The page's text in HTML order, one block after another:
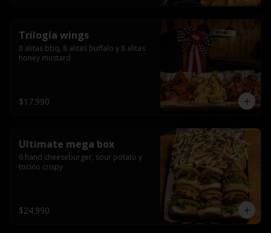
Trilogía wings
8 alitas bbq, 8 alitas buffalo y 8 alitas
honey mustard
$17.990
Ultimate mega box
6 hand cheeseburger, sour potato y
tocino crispy
$24.990